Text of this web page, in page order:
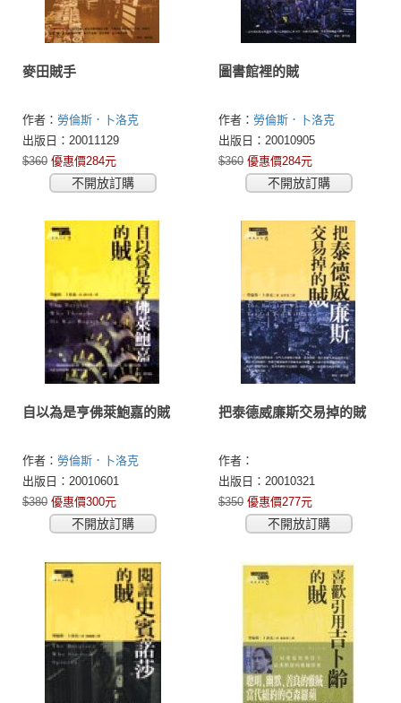
麥田賊手
作者： 勞倫斯．卜洛克
(Lawrence Block)
出版日：20011129
$360 優惠價284元
不開放訂購
圖書館裡的賊
作者： 勞倫斯．卜洛克
(Lawrence Block)
出版日：20010905
$360 優惠價284元
不開放訂購
自以為是亨佛萊鮑嘉的賊
作者： 勞倫斯．卜洛克
(Lawrence Block)
出版日：20010601
$380 優惠價300元
不開放訂購
把泰德威廉斯交易掉的賊
作者：
出版日：20010321
$350 優惠價277元
不開放訂購